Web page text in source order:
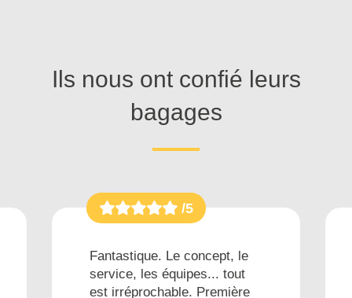
Ils nous ont confié leurs
bagages
/5
Fantastique. Le concept, le
service, les équipes... tout
est irréprochable. Première